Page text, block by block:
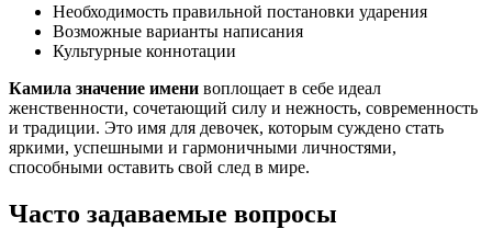
Необходимость правильной постановки ударения
Возможные варианты написания
Культурные коннотации
Камила значение имени воплощает в себе идеал
женственности, сочетающий силу и нежность, современность
и традиции. Это имя для девочек, которым суждено стать
яркими, успешными и гармоничными личностями,
способными оставить свой след в мире.
Часто задаваемые вопросы